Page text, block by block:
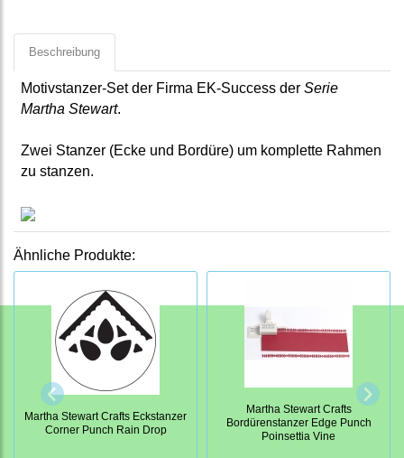
Beschreibung
Motivstanzer-Set der Firma EK-Success der Serie
Martha Stewart.
Zwei Stanzer (Ecke und Bordüre) um komplette Rahmen
zu stanzen.
Ähnliche Produkte:
Martha Stewart Crafts Eckstanzer
Corner Punch Rain Drop
Martha Stewart Crafts
Bordürenstanzer Edge Punch
Poinsettia Vine